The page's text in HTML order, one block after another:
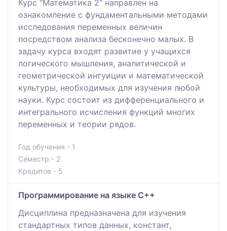
Курс "Математика 2" направлен на
ознакомление с фундаментальными методами
исследования переменных величин
посредством анализа бесконечно малых. В
задачу курса входят развитие у учащихся
логического мышления, аналитической и
геометрической интуиции и математической
культуры, необходимых для изучения любой
науки. Курс состоит из дифференциального и
интегрального исчисления функций многих
переменных и теории рядов.
Год обучения - 1
Семестр - 2
Кредитов - 5
Программирование на языке С++
Дисциплина предназначена для изучения
стандартных типов данных, констант,